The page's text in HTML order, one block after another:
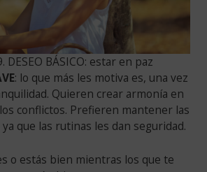
DESEO BÁSICO: estar en paz
: lo que más les motiva es, una vez
Quieren crear armonía en
conflictos. Prefieren mantener las
que las rutinas les dan seguridad.
o estás bien mientras los que te